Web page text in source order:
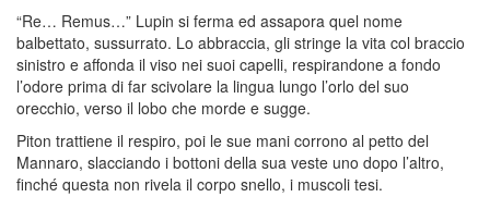
“Re… Remus…” Lupin si ferma ed assapora quel nome
balbettato, sussurrato. Lo abbraccia, gli stringe la vita col braccio
sinistro e affonda il viso nei suoi capelli, respirandone a fondo
l’odore prima di far scivolare la lingua lungo l’orlo del suo
orecchio, verso il lobo che morde e sugge.
Piton trattiene il respiro, poi le sue mani corrono al petto del
Mannaro, slacciando i bottoni della sua veste uno dopo l’altro,
finché questa non rivela il corpo snello, i muscoli tesi.